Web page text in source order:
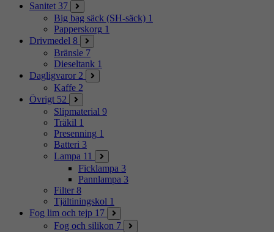
Sanitet 37
Big bag säck (SH-säck) 1
Papperskorg 1
Drivmedel 8
Bränsle 7
Dieseltank 1
Dagligvaror 2
Kaffe 2
Övrigt 52
Slipmaterial 9
Träkil 1
Presenning 1
Batteri 3
Lampa 11
Ficklampa 3
Pannlampa 3
Filter 8
Tjältiningskol 1
Fog lim och tejp 17
Fog och silikon 7